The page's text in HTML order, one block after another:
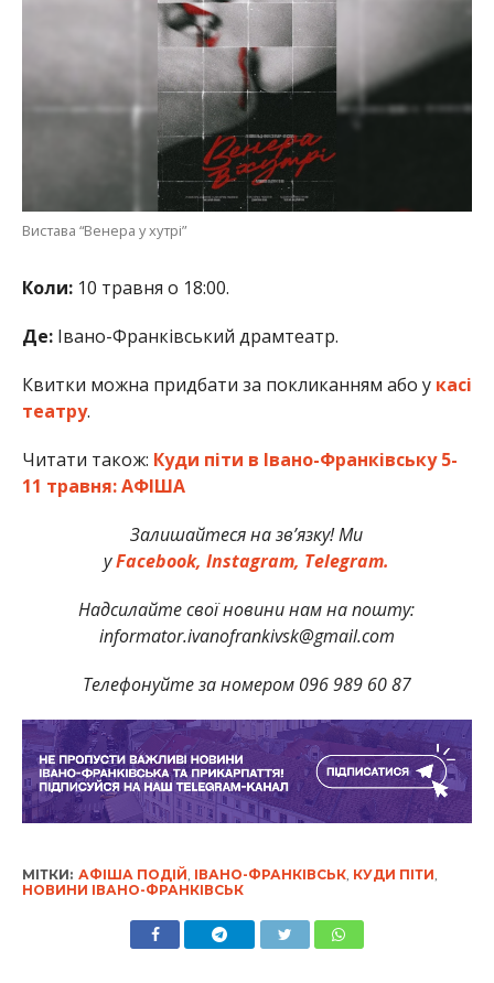
Вистава “Венера у хутрі”
Коли:10 травня о 18:00.
Де:Івано-Франківський драмтеатр.
Квитки можна придбати за покликанням або у касі
театру.
Читати також: Куди піти в Івано-Франківську 5-
11 травня: АФІША
Залишайтеся на зв’язку! Ми
уFacebook, Instagram, Telegram.
Надсилайте свої новини нам на пошту:
informator.ivanofrankivsk@gmail.com
Телефонуйте за номером 096 989 60 87
МІТКИ: АФІША ПОДІЙ ІВАНО-ФРАНКІВСЬК, КУДИ ПІТИ
НОВИНИ ІВАНО-ФРАНКІВСЬК